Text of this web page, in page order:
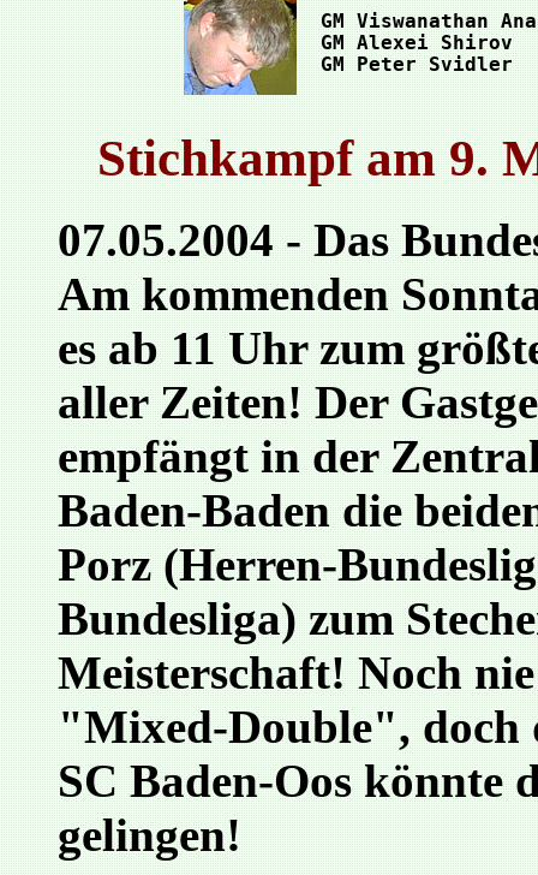
GM Viswanathan
GM Alexei Shirov
GM Peter Svidler
Stichkampf am 9.
07.05.2004 - Das
Am kommenden
es ab 11 Uhr zum
aller Zeiten! Der
empfängt in der
Baden-Baden die
Porz (Herren-
Bundesliga) zum
Meisterschaft! Noch
"Mixed-Double", doch
SC Baden-Oos könnte
gelingen!